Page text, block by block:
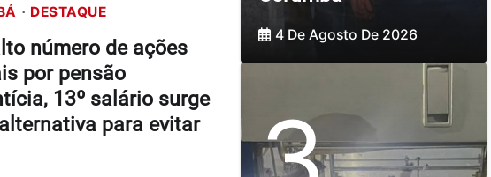
DESTAQUE
número de ações
por pensão
13º salário surge
para evitar
4 De Agosto De 2026